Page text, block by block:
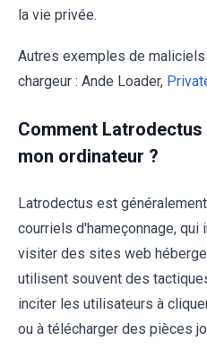
la vie privée.
Autres exemples de
chargeur : Ande Loader,
Comment
mon ordinateur ?
Latrodectus est
courriels d'hameçonnage,
visiter des sites web
utilisent souvent des
inciter les utilisateurs à
ou à télécharger des pièces